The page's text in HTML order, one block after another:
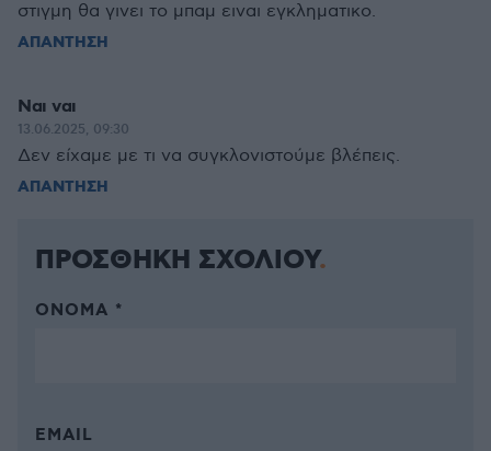
στιγμη θα γινει το μπαμ ειναι εγκληματικο.
ΑΠΑΝΤΗΣΗ
Ναι ναι
13.06.2025, 09:30
Δεν είχαμε με τι να συγκλονιστούμε βλέπεις.
ΑΠΑΝΤΗΣΗ
ΠΡΟΣΘΗΚΗ ΣΧΟΛΙΟΥ
ΌΝΟΜΑ *
EMAIL